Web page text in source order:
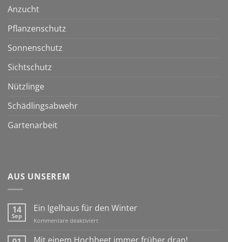
Anzucht
Pflanzenschutz
Sonnenschutz
Sichtschutz
Nützlinge
Schädlingsabwehr
Gartenarbeit
AUS UNSEREM
14
Sep
Ein Igelhaus für den Winter
Kommentare deaktiviertfür
Igelhaus